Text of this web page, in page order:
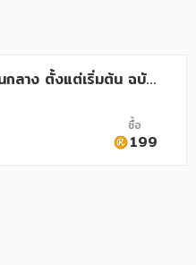
ประจำวัน พร้อมเรียน
ลาง ตั้งแต่เริ่มต้น ฉบับ
ซื้อ
199